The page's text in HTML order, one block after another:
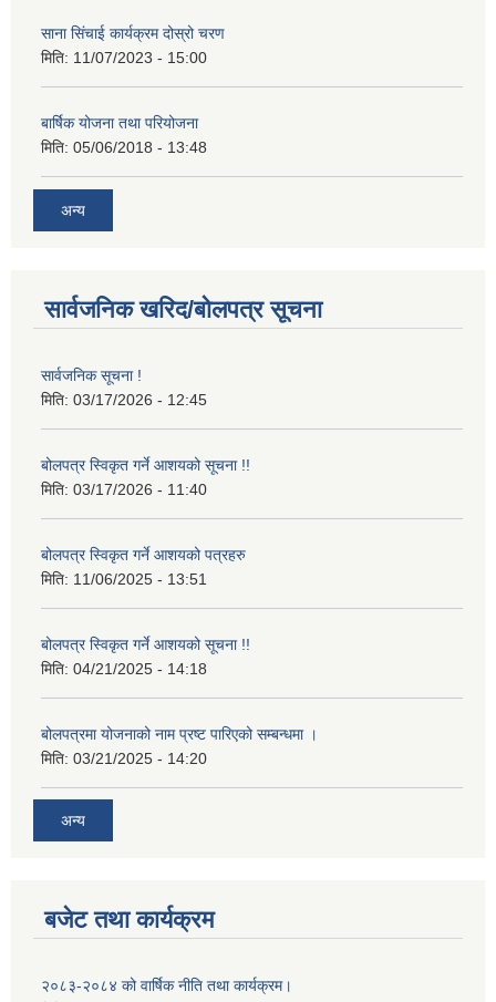
साना सिंचाई कार्यक्रम दोस्रो चरण
मिति: 11/07/2023 - 15:00
बार्षिक योजना तथा परियोजना
मिति: 05/06/2018 - 13:48
अन्य
सार्वजनिक खरिद/बोलपत्र सूचना
सार्वजनिक सूचना !
मिति: 03/17/2026 - 12:45
बोलपत्र स्विकृत गर्ने आशयको सूचना !!
मिति: 03/17/2026 - 11:40
बोलपत्र स्विकृत गर्ने आशयको पत्रहरु
मिति: 11/06/2025 - 13:51
बोलपत्र स्विकृत गर्ने आशयको सूचना !!
मिति: 04/21/2025 - 14:18
बोलपत्रमा योजनाको नाम प्रष्ट पारिएको सम्बन्धमा ।
मिति: 03/21/2025 - 14:20
अन्य
बजेट तथा कार्यक्रम
२०८३-२०८४ को वार्षिक नीति तथा कार्यक्रम।